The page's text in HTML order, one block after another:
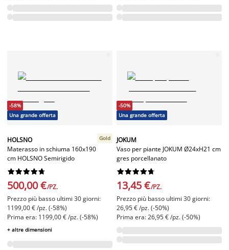
-58%
Una grande offerta
HOLSNO
Materasso in schiuma 160x190
cm HOLSNO Semirigido
Gold






500,00 €/PZ.
Prezzo più basso ultimi 30 giorni:
1199,00 € /pz. (-58%)
Prima era: 1199,00 € /pz. (-58%)
+ altre dimensioni
-50%
Una grande offerta
JOKUM
Vaso per piante JOKUM Ø24xH21 cm
gres porcellanato






13,45 €/PZ.
Prezzo più basso ultimi 30 giorni:
26,95 € /pz. (-50%)
Prima era: 26,95 € /pz. (-50%)